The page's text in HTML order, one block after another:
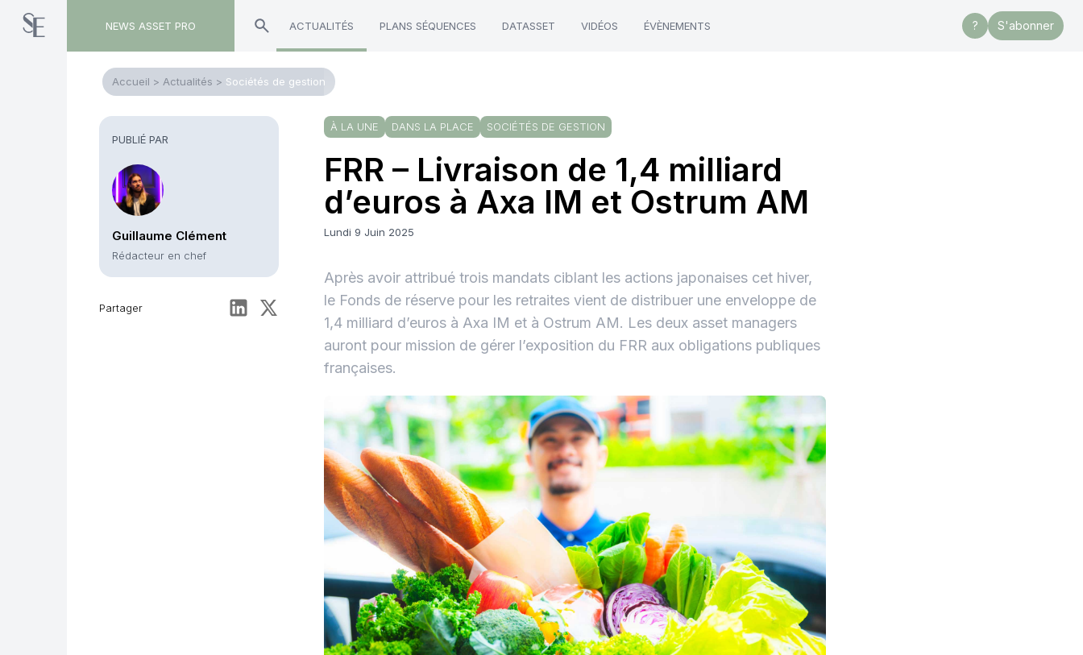
NEWS ASSET PRO ACTUALITÉS PLANS SÉQUENCES DATASSET VIDÉOS ÉVÈNEMENTS ? S'abonner
Accueil > Actualités > Sociétés de gestion
PUBLIÉ PAR
Guillaume Clément
Rédacteur en chef
Partager
À LA UNE DANS LA PLACE SOCIÉTÉS DE GESTION
FRR – Livraison de 1,4 milliard
d’euros à Axa IM et Ostrum AM
Lundi 9 Juin 2025
Après avoir attribué trois mandats ciblant les actions japonaises cet hiver,
le Fonds de réserve pour les retraites vient de distribuer une enveloppe de
1,4 milliard d’euros à Axa IM et à Ostrum AM. Les deux asset managers
auront pour mission de gérer l’exposition du FRR aux obligations publiques
françaises.